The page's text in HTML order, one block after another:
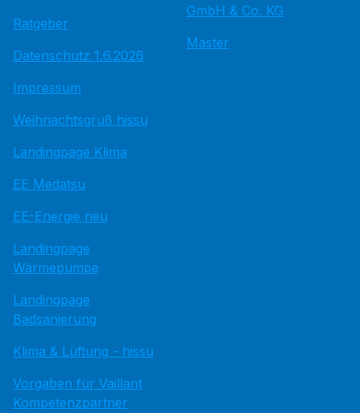
Ratgeber
Datenschutz 1.6.2026
Impressum
Weihnachtsgruß hissu
Landingpage Klima
EE Medatsu
EE-Energie neu
Landingpage
Wärmepumpe
Landingpage
Badsanierung
Klima & Lüftung - hissu
Vorgaben für Vaillant
Kompetenzpartner
GmbH & Co. KG
Master